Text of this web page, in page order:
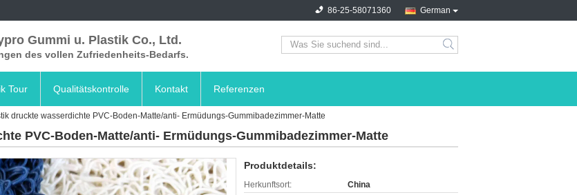
German
86-25-58071360
Gummi u. Plastik Co., Ltd.
des vollen Zufriedenheits-Bedarfs. search
Tour Qualitätskontrolle Kontakt Referenzen
druckte wasserdichte PVC-Boden-Matte/anti- Ermüdungs-Gummibadezimmer-Matte
PVC-Boden-Matte/anti- Ermüdungs-Gummibadezimmer-Matte
Produktdetails:
Herkunftsort:
China